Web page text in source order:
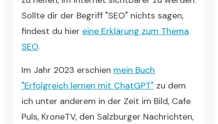
Sollte dir der Begriff "SEO" nichts sagen,
findest du hier eine Erklärung zum Thema
SEO.
Im Jahr 2023 erschien mein Buch
"Erfolgreich lernen mit ChatGPT" zu dem
ich unter anderem in der Zeit im Bild, Cafe
Puls, KroneTV, den Salzburger Nachrichten,